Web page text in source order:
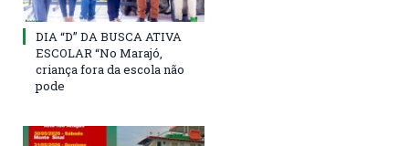
DIA “D” DA BUSCA ATIVA
ESCOLAR “No Marajó,
criança fora da escola não
pode